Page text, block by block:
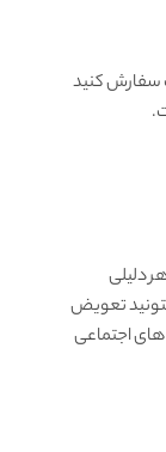
سفارش کنید
دلیلی
میتونید تعویض
های اجتماعی